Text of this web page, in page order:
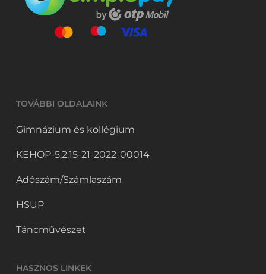
TOVÁBBI OLDALAINK
Gimnázium és kollégium
KEHOP-5.2.15-21-2022-00014
Adószám/Számlaszám
HSUP
Táncművészet
HASZNOS LINKEK